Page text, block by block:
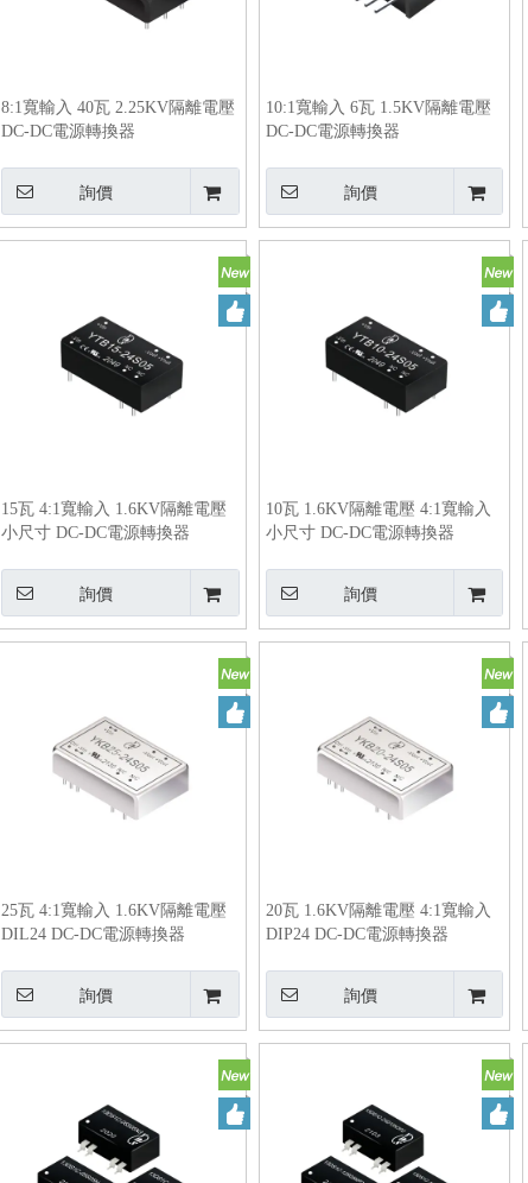
8:1寬輸入 40瓦 2.25KV隔離電壓
DC-DC電源轉換器
詢價
10:1寬輸入 6瓦 1.5KV隔離電壓
DC-DC電源轉換器
詢價
15瓦 4:1寬輸入 1.6KV隔離電壓
小尺寸 DC-DC電源轉換器
詢價
10瓦 1.6KV隔離電壓 4:1寬輸入
小尺寸 DC-DC電源轉換器
詢價
25瓦 4:1寬輸入 1.6KV隔離電壓
DIL24 DC-DC電源轉換器
詢價
20瓦 1.6KV隔離電壓 4:1寬輸入
DIP24 DC-DC電源轉換器
詢價